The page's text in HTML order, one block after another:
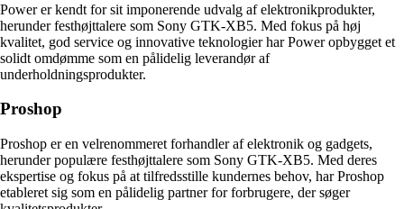
Power er kendt for sit imponerende udvalg af elektronikprodukter,
herunder festhøjttalere som Sony GTK-XB5. Med fokus på høj
kvalitet, god service og innovative teknologier har Power opbygget et
solidt omdømme som en pålidelig leverandør af
underholdningsprodukter.
Proshop
Proshop er en velrenommeret forhandler af elektronik og gadgets,
herunder populære festhøjttalere som Sony GTK-XB5. Med deres
ekspertise og fokus på at tilfredsstille kundernes behov, har Proshop
etableret sig som en pålidelig partner for forbrugere, der søger